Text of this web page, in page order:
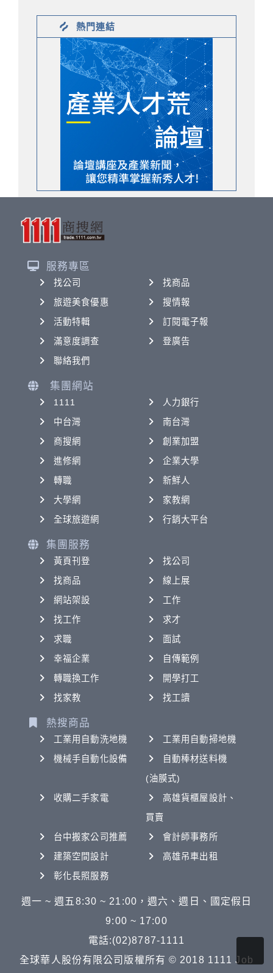
熱門連結
服務專區
找公司
找商品
旅遊美食優惠
搜情報
活動特輯
訂閱電子報
滿意度調查
登廣告
聯絡我們
集團網站
1111
人力銀行
中台灣
南台灣
商搜網
創業加盟
進修網
企業大學
轉職
新鮮人
大學網
家教網
全球旅遊網
行銷大平台
集團服務
黃頁刊登
找公司
找商品
線上展
網站架設
工作
找工作
求才
求職
面試
幸福企業
自傳範例
轉職換工作
開學打工
找家教
找工讀
熱搜商品
工業用自動洗地機
工業用自動掃地機
機械手自動化設備
自動棒材送料機
(油膜式)
收購二手家電
高雄貨櫃屋設計、
買賣
台中搬家公司推薦
會計師事務所
建築空間設計
高雄吊車出租
彰化長照服務
週一 ~ 週五8:30 ~ 21:00，週六、週日、國定假日
9:00 ~ 17:00
電話:(02)8787-1111
全球華人股份有限公司版權所有 © 2018 1111 Job